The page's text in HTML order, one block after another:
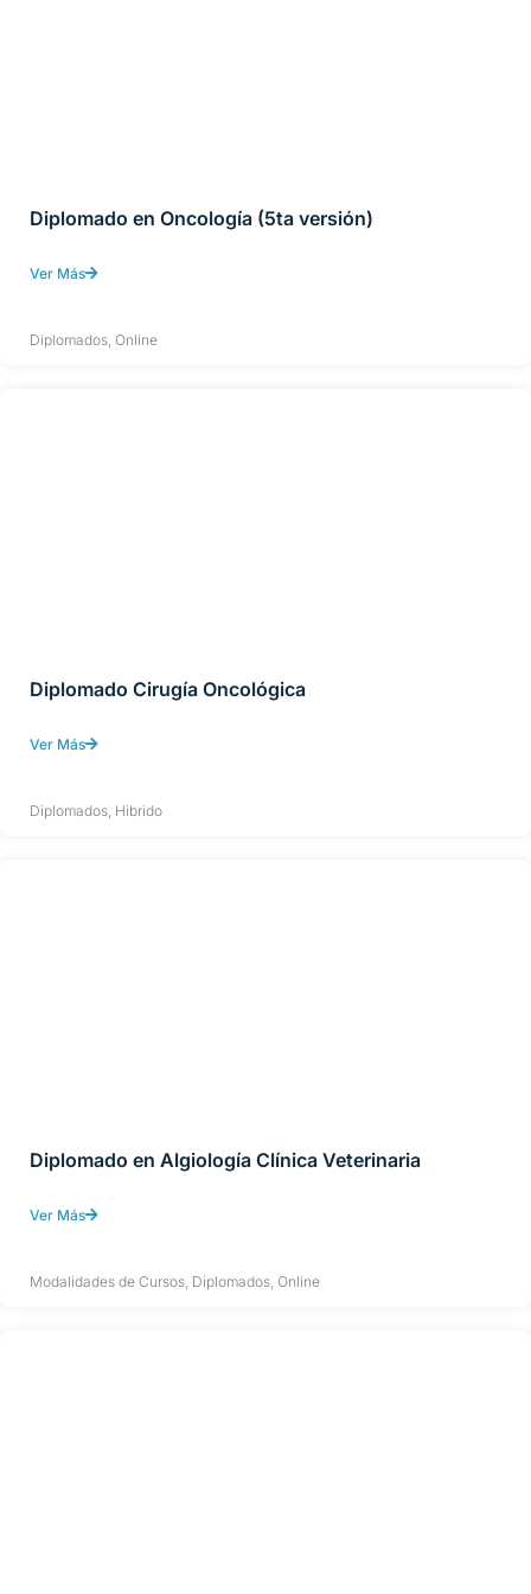
Diplomado en Oncología (5ta versión)
Ver Más
Diplomados, Online
Diplomado Cirugía Oncológica
Ver Más
Diplomados, Hibrido
Diplomado en Algiología Clínica Veterinaria
Ver Más
Modalidades de Cursos, Diplomados, Online